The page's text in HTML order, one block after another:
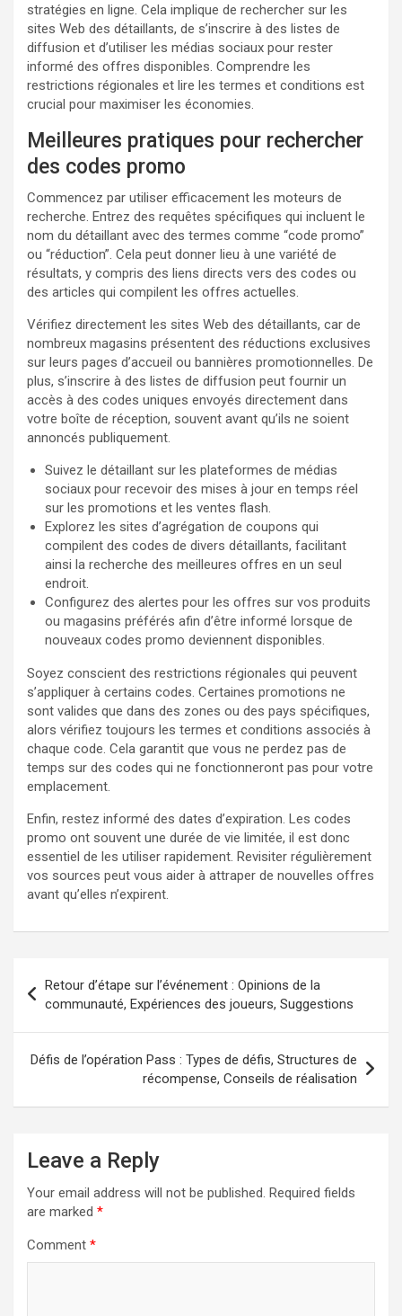
stratégies en ligne. Cela implique de rechercher sur les
sites Web des détaillants, de s’inscrire à des listes de
diffusion et d’utiliser les médias sociaux pour rester
informé des offres disponibles. Comprendre les
restrictions régionales et lire les termes et conditions est
crucial pour maximiser les économies.
Meilleures pratiques pour rechercher
des codes promo
Commencez par utiliser efficacement les moteurs de
recherche. Entrez des requêtes spécifiques qui incluent le
nom du détaillant avec des termes comme “code promo”
ou “réduction”. Cela peut donner lieu à une variété de
résultats, y compris des liens directs vers des codes ou
des articles qui compilent les offres actuelles.
Vérifiez directement les sites Web des détaillants, car de
nombreux magasins présentent des réductions exclusives
sur leurs pages d’accueil ou bannières promotionnelles. De
plus, s’inscrire à des listes de diffusion peut fournir un
accès à des codes uniques envoyés directement dans
votre boîte de réception, souvent avant qu’ils ne soient
annoncés publiquement.
Suivez le détaillant sur les plateformes de médias
sociaux pour recevoir des mises à jour en temps réel
sur les promotions et les ventes flash.
Explorez les sites d’agrégation de coupons qui
compilent des codes de divers détaillants, facilitant
ainsi la recherche des meilleures offres en un seul
endroit.
Configurez des alertes pour les offres sur vos produits
ou magasins préférés afin d’être informé lorsque de
nouveaux codes promo deviennent disponibles.
Soyez conscient des restrictions régionales qui peuvent
s’appliquer à certains codes. Certaines promotions ne
sont valides que dans des zones ou des pays spécifiques,
alors vérifiez toujours les termes et conditions associés à
chaque code. Cela garantit que vous ne perdez pas de
temps sur des codes qui ne fonctionneront pas pour votre
emplacement.
Enfin, restez informé des dates d’expiration. Les codes
promo ont souvent une durée de vie limitée, il est donc
essentiel de les utiliser rapidement. Revisiter régulièrement
vos sources peut vous aider à attraper de nouvelles offres
avant qu’elles n’expirent.
navigation
Retour d’étape sur l’événement : Opinions de la
communauté, Expériences des joueurs, Suggestions
Défis de l’opération Pass : Types de défis, Structures de
récompense, Conseils de réalisation
Leave a Reply
Your email address will not be published. Required fields
are marked *
Comment *